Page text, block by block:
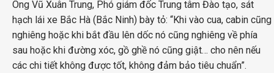
Ông Vũ Xuân Trung, Phó giám đốc Trung tâm Đào tạo, sát
hạch lái xe Bắc Hà (Bắc Ninh) bày tỏ: “Khi vào cua, cabin cũng
nghiêng hoặc khi bắt đầu lên dốc nó cũng nghiêng về phía
sau hoặc khi đường xóc, gồ ghề nó cũng giật… cho nên nếu
các chi tiết không được tốt, không đảm bảo tiêu chuẩn”.